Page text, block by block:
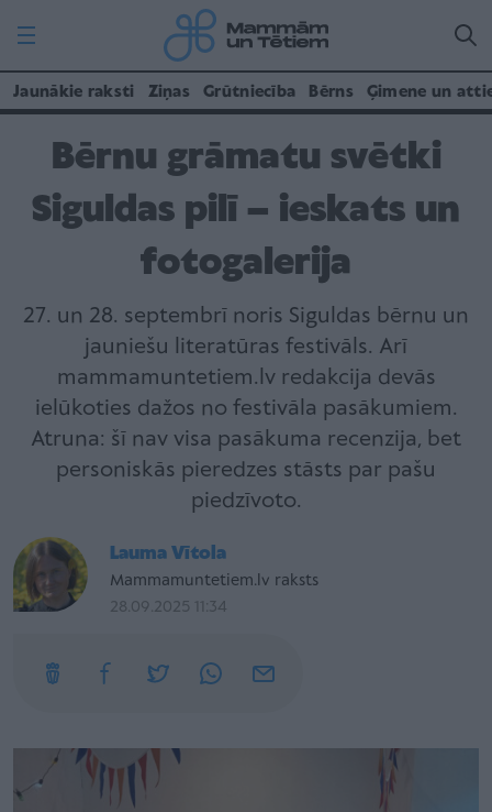
Jaunākie raksti Ziņas Grūtniecība Bērns Ģimene un
Bērnu grāmatu svētki
Siguldas pilī – ieskats un
fotogalerija
27. un 28. septembrī noris Siguldas bērnu un
jauniešu literatūras festivāls. Arī
mammamuntetiem.lv redakcija devās
ielūkoties dažos no festivāla pasākumiem.
Atruna: šī nav visa pasākuma recenzija, bet
personiskās pieredzes stāsts par pašu
piedzīvoto.
Lauma Vītola
Mammamuntetiem.lv raksts
28.09.2025 11:34